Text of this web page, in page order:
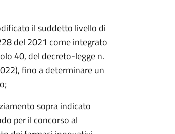
il suddetto livello di
del 2021 come integrato
40, del decreto-legge n.
fino a determinare un
sopra indicato
per il concorso al